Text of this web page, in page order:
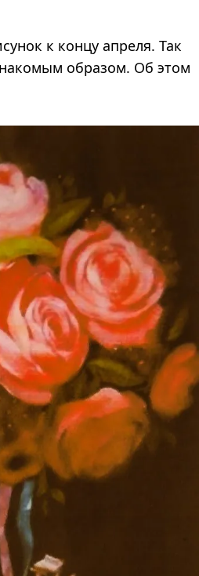
к концу апреля. Так
образом. Об этом